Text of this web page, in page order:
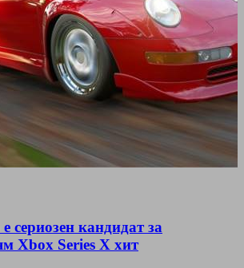
сериозен кандидат за
Xbox Series X хит